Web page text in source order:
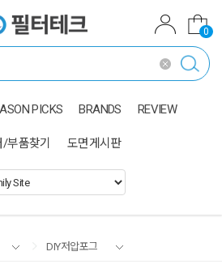
0
PICKS BRANDS REVIEW
부품찾기 도면게시판
DIY저압포그